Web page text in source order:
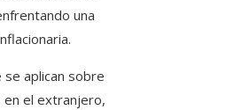
una
se aplican sobre
el extranjero,